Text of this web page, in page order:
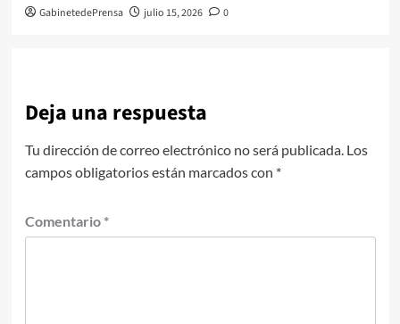
GabinetedePrensa julio 15, 2026 0
Deja una respuesta
Tu dirección de correo electrónico no será publicada. Los
campos obligatorios están marcados con *
Comentario *